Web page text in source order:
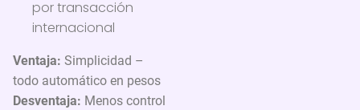
por transacción
internacional
Ventaja: Simplicidad –
todo automático en pesos
Desventaja: Menos control